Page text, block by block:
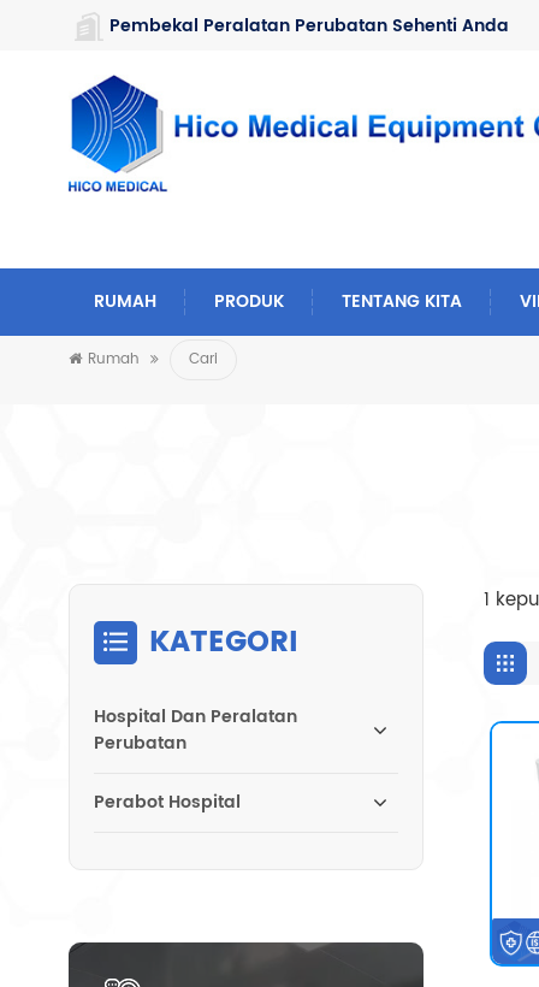
https://www.microsoft.com/en-us/microsoft-teams/log-in
Pembekal Peralatan Perubatan Sehenti Anda
RUMAH PRODUK TENTANG KITA
Rumah Cari
1
KATEGORI
Hospital Dan Peralatan
Perubatan
Perabot Hospital